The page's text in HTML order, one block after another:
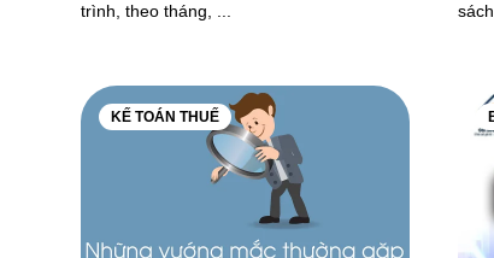
trình, theo tháng, ...
sách
KẾ TOÁN THUẾ